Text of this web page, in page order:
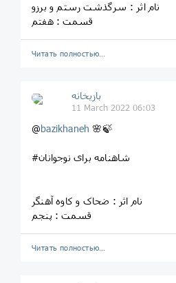
نام اثر : سرگذشت رستم و برزو
قسمت : هفتم
Читать полностью…
بازیخانه
11 March 2022 06:03
@bazikhaneh 🌸🍃
#شاهنامه برای نوجوانان
نام اثر : ضحاک و کاوه آهنگر
قسمت : پنجم
Читать полностью…